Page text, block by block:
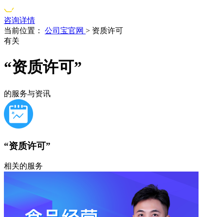
咨询详情
当前位置：
公司宝官网 > 资质许可
有关
“资质许可”
的服务与资讯
“资质许可”
相关的服务